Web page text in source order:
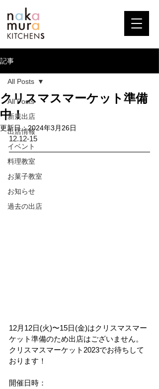
記事
All Posts
新規出店
出店情報
イベント
料理教室
お菓子教室
お知らせ
過去の出店
All Posts
クリスマスマーケット準備
中！
更新日：2024年3月26日
12.12-15
12月12日(火)〜15日(金)はクリスマスマー
ケット準備のため出店はございません。
クリスマスマーケット2023でお待ちして
おります！
開催日時：